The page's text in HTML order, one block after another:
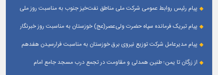
پیام رئیس روابط عمومی شركت ملی مناطق نفت‌خیز جنوب به مناسبت روز ملی
پیام تبریک فرمانده سپاه حضرت ولی‌عصر(عج) خوزستان به مناسبت روز خبرنگار
پیام مدیرعامل شرکت توزیع نیروی برق خوزستان به مناسبت فرارسیدن هفدهم
از زرگان تا یمن؛ طنین همدلی و مقاومت در تجمع درب مسجد جامع امام